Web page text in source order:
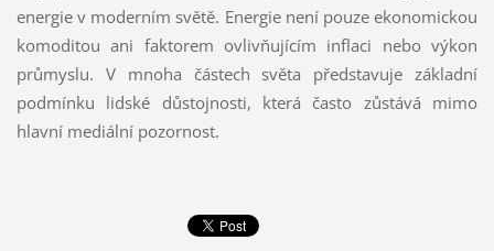
energie v moderním světě. Energie není pouze ekonomickou
komoditou ani faktorem ovlivňujícím inflaci nebo výkon
průmyslu. V mnoha částech světa představuje základní
podmínku lidské důstojnosti, která často zůstává mimo
hlavní mediální pozornost.